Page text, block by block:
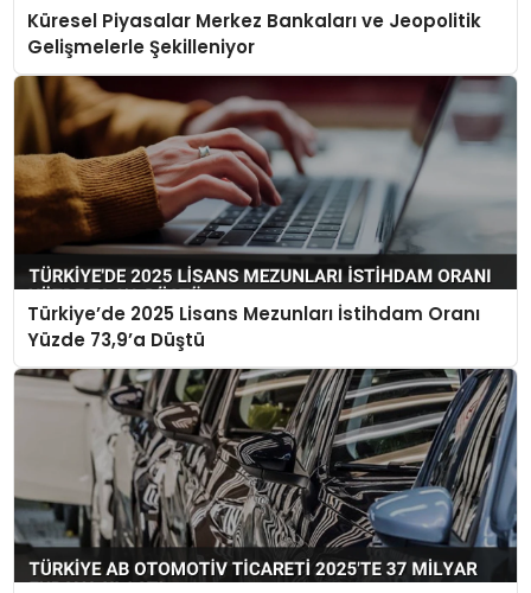
Küresel Piyasalar Merkez Bankaları ve Jeopolitik
Gelişmelerle Şekilleniyor
Türkiye’de 2025 Lisans Mezunları İstihdam Oranı
Yüzde 73,9’a Düştü